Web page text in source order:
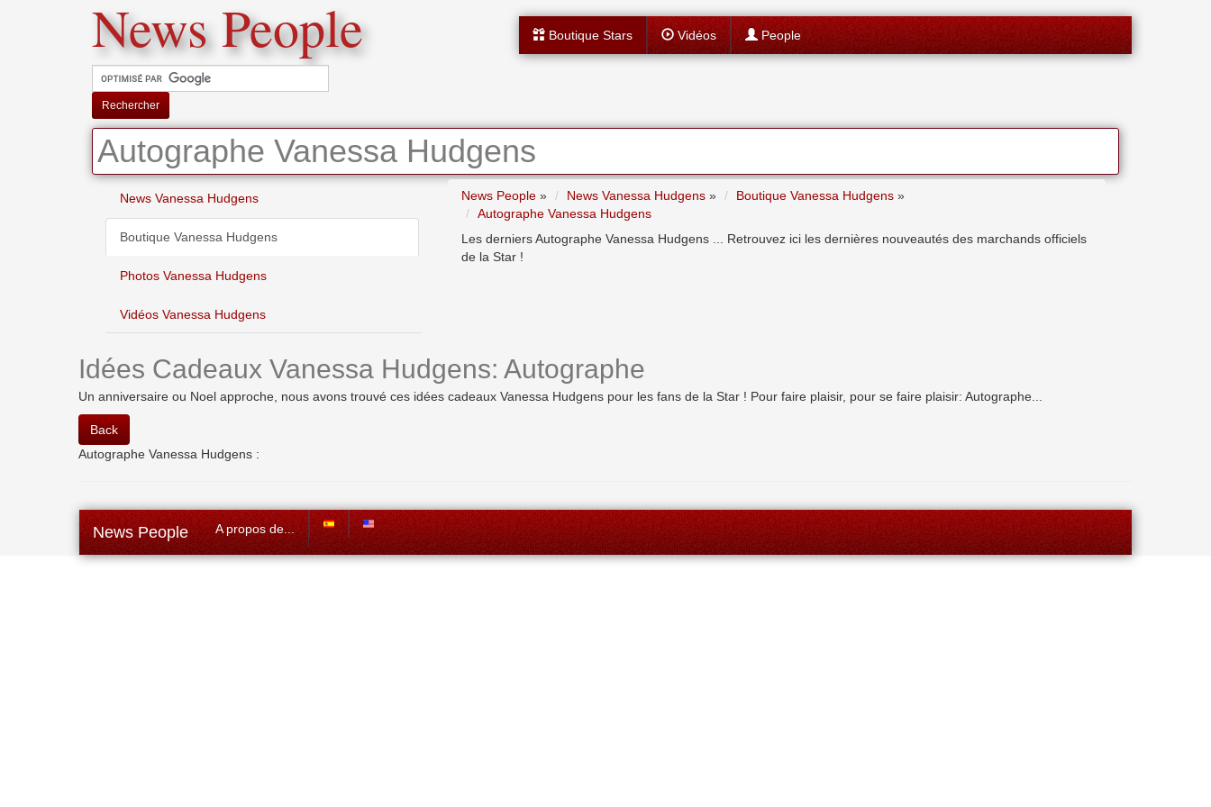
News People
Rechercher
Boutique Stars Vidéos People
Autographe Vanessa Hudgens
News Vanessa Hudgens
Boutique Vanessa Hudgens
Photos Vanessa Hudgens
Vidéos Vanessa Hudgens
News People » News Vanessa Hudgens » Boutique Vanessa Hudgens »
Autographe Vanessa Hudgens
Les derniers Autographe Vanessa Hudgens ... Retrouvez ici les dernières nouveautés des marchands officiels
de la Star !
Idées Cadeaux Vanessa Hudgens: Autographe
Un anniversaire ou Noel approche, nous avons trouvé ces idées cadeaux Vanessa Hudgens pour les fans de la Star ! Pour faire plaisir, pour se faire plaisir: Autographe...
Back
Autographe Vanessa Hudgens :
News People A propos de...